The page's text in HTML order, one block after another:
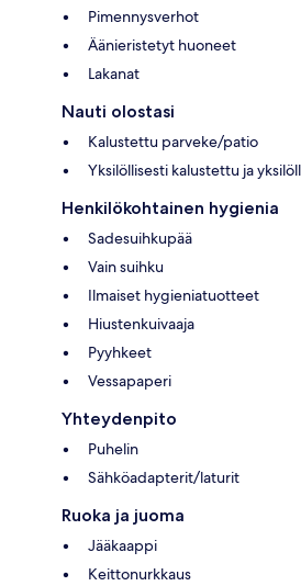
Pimennysverhot
Äänieristetyt huoneet
Lakanat
Nauti olostasi
Kalustettu parveke/patio
Yksilöllisesti kalustettu ja
Henkilökohtainen hygienia
Sadesuihkupää
Vain suihku
Ilmaiset hygieniatuotteet
Hiustenkuivaaja
Pyyhkeet
Vessapaperi
Yhteydenpito
Puhelin
Sähköadapterit/laturit
Ruoka ja juoma
Jääkaappi
Keittonurkkaus